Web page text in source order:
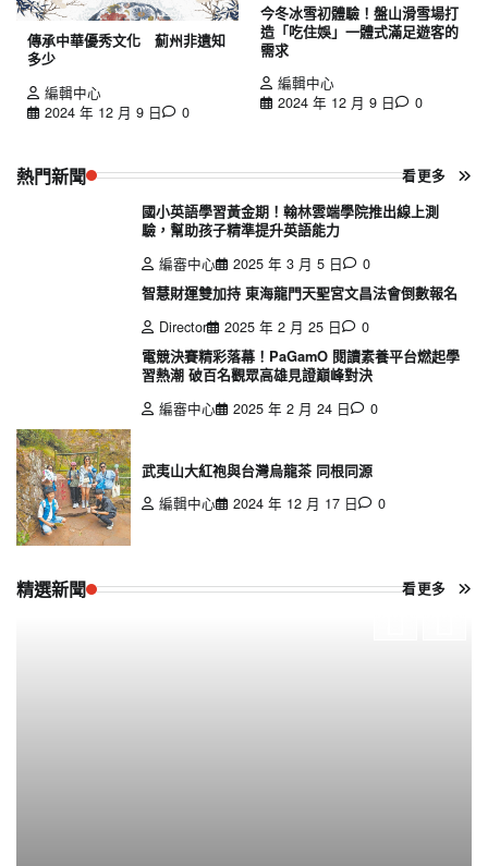
傳承中華優秀文化 薊州非遺知
多少
編輯中心
2024 年 12 月 9 日
0
今冬冰雪初體驗！盤山滑雪場打
造「吃住娛」一體式滿足遊客的
需求
編輯中心
2024 年 12 月 9 日
0
熱門新聞 看更多
國小英語學習黃金期！翰林雲端學院推出線上測
驗，幫助孩子精準提升英語能力
編審中心
2025 年 3 月 5 日
0
智慧財運雙加持 東海龍門天聖宮文昌法會倒數報名
Director
2025 年 2 月 25 日
0
電競決賽精彩落幕！PaGamO 閱讀素養平台燃起學
習熱潮 破百名觀眾高雄見證巔峰對決
編審中心
2025 年 2 月 24 日 0
武夷山大紅袍與台灣烏龍茶 同根同源
編輯中心
2024 年 12 月 17 日 0
精選新聞 看更多